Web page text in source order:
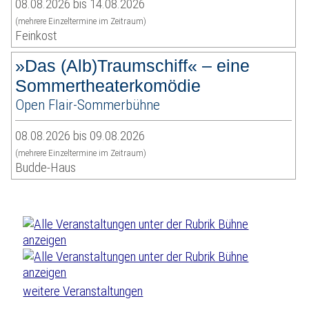
08.08.2026 bis 14.08.2026
(mehrere Einzeltermine im Zeitraum)
Feinkost
»Das (Alb)Traumschiff« – eine
Sommertheaterkomödie
Open Flair-Sommerbühne
08.08.2026 bis 09.08.2026
(mehrere Einzeltermine im Zeitraum)
Budde-Haus
weitere Veranstaltungen